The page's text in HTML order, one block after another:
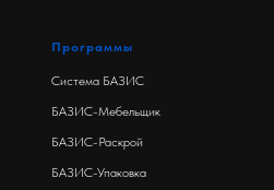
Программы
Система БАЗИС
БАЗИС-Мебельщик
БАЗИС-Раскрой
БАЗИС-Упаковка